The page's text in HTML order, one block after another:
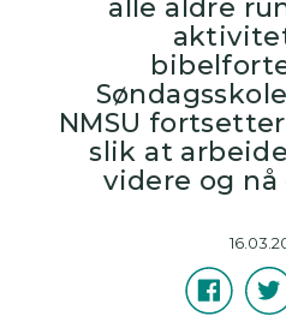
alle aldre
NMSU
slik at
videre og nå
Facebook